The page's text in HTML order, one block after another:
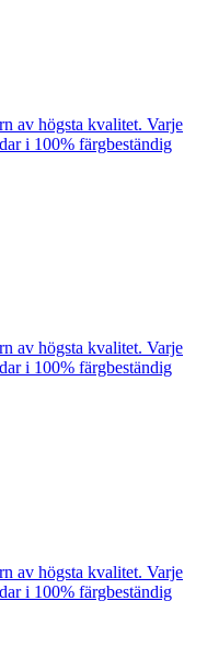
av högsta kvalitet. Varje
i 100% färgbeständig
av högsta kvalitet. Varje
i 100% färgbeständig
av högsta kvalitet. Varje
i 100% färgbeständig